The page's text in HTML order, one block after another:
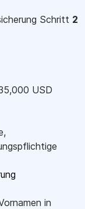
Schritt 2
USD
in